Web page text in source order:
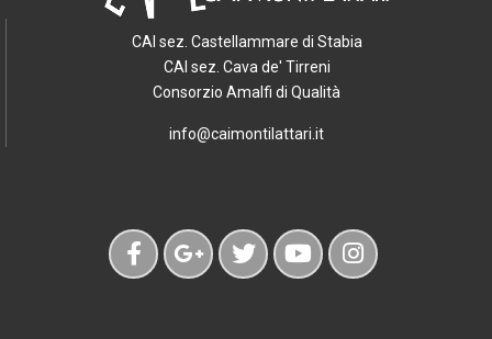
CAI sez. Castellammare di Stabia
CAI sez. Cava de' Tirreni
Consorzio Amalfi di Qualità
info@caimontilattari.it